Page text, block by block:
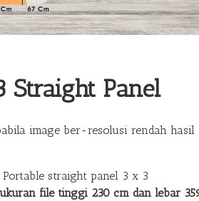
Straight Panel
image ber-resolusi rendah hasil
straight panel 3 x 3
ukuran file tinggi 230 cm dan lebar